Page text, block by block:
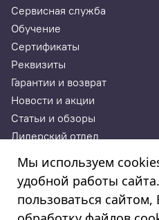
Сервисная служба
Обучение
Сертификаты
Реквизиты
Гарантии и возврат
Новости и акции
Статьи и обзоры
Дилерский отдел
ИП Годунова Лариса
ИНН 532108772827,
308532130300022
Мы используем
удобной работы
пользоваться сайтом,